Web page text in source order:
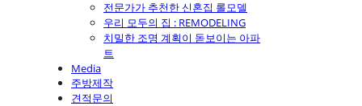
전문가가 추천한 신혼집 롤모델
우리 모두의 집 : REMODELING
치밀한 조명 계획이 돋보이는 아파
트
Media
주방제작
견적문의